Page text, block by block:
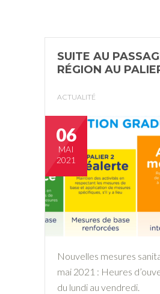
SUITE AU
RÉGION AU
ACTUALITÉ
06
MAI
2021
Nouvelles mesures
mai 2021 : Heures
du lundi au vendredi.